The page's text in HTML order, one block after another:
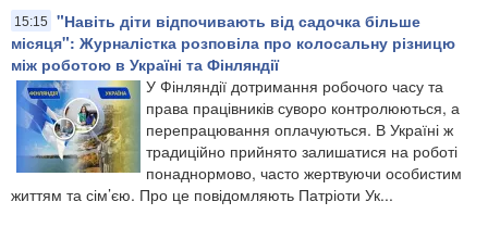
15:15
"Навіть діти відпочивають від садочка більше
місяця": Журналістка розповіла про колосальну різницю
між роботою в Україні та Фінляндії
У Фінляндії дотримання робочого часу та
права працівників суворо контролюються, а
перепрацювання оплачуються. В Україні ж
традиційно прийнято залишатися на роботі
понаднормово, часто жертвуючи особистим
життям та сім’єю. Про це повідомляють Патріоти Ук...